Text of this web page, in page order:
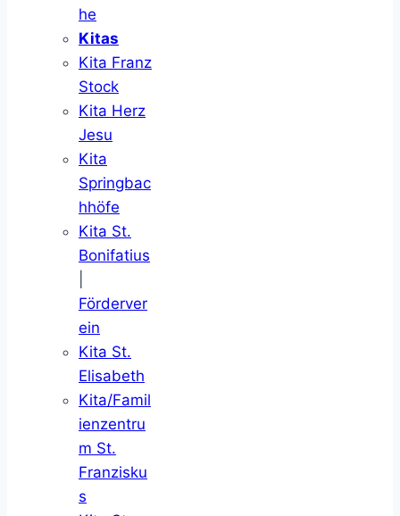
he
Kitas
Kita Franz
Stock
Kita Herz
Jesu
Kita
Springbac
hhöfe
Kita St.
Bonifatius
Förderver
ein
Kita St.
Elisabeth
Kita/Famil
ienzentru
m St.
Franzisku
s